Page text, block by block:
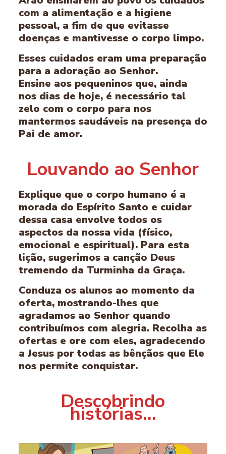
com a alimentação e a higiene
pessoal, a fim de que evitasse
doenças e mantivesse o corpo limpo.
Esses cuidados eram uma preparação
para a adoração ao Senhor.
Ensine aos pequeninos que, ainda
nos dias de hoje, é necessário tal
zelo com o corpo para nos
mantermos saudáveis na presença do
Pai de amor.
Louvando ao Senhor
Explique que o corpo humano é a
morada do Espírito Santo e cuidar
dessa casa envolve todos os
aspectos da nossa vida (físico,
emocional e espiritual). Para esta
lição, sugerimos a canção Deus
tremendo da Turminha da Graça.
Conduza os alunos ao momento da
oferta, mostrando-lhes que
agradamos ao Senhor quando
contribuímos com alegria. Recolha as
ofertas e ore com eles, agradecendo
a Jesus por todas as bênçãos que Ele
nos permite conquistar.
Descobrindo
histórias…